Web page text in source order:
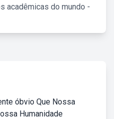
acadêmicas do mundo -
óbvio Que Nossa
Humanidade